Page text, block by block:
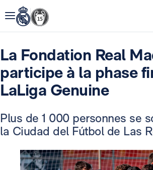
La Fondation Real
participe à la phase
LaLiga Genuine
Plus de 1 000 personnes se
la Ciudad del Fútbol de Las